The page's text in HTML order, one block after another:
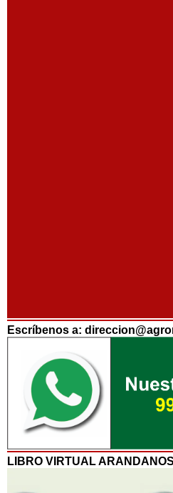
Escríbenos a:
LIBRO VIRTUAL ARANDANOS